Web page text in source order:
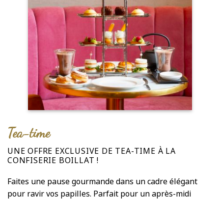
Tea-time
UNE OFFRE EXCLUSIVE DE TEA-TIME À LA
CONFISERIE BOILLAT !
Faites une pause gourmande dans un cadre élégant
pour ravir vos papilles. Parfait pour un après-midi